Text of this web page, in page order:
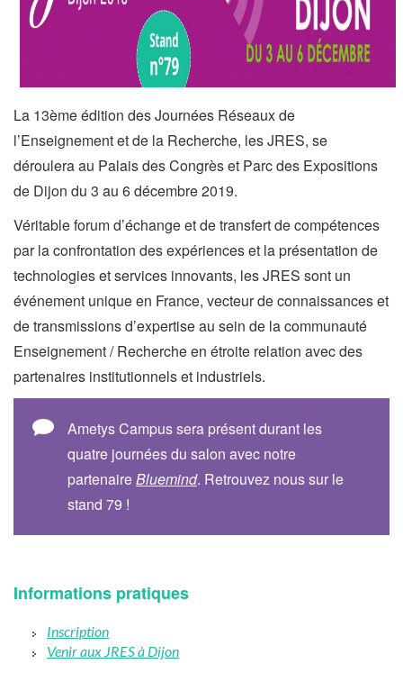
La 13ème édition des Journées Réseaux de
l’Enseignement et de la Recherche, les JRES, se
déroulera au Palais des Congrès et Parc des Expositions
de Dijon du 3 au 6 décembre 2019.
Véritable forum d’échange et de transfert de compétences
par la confrontation des expériences et la présentation de
technologies et services innovants, les JRES sont un
événement unique en France, vecteur de connaissances et
de transmissions d’expertise au sein de la communauté
Enseignement / Recherche en étroite relation avec des
partenaires institutionnels et industriels.
Ametys Campus sera présent durant les
quatre journées du salon avec notre
partenaireBluemind. Retrouvez nous sur le
stand 79 !
Informations pratiques
Inscription
Venir aux JRES à Dijon